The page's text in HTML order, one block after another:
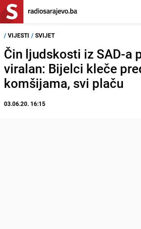
/ VIJESTI / SVIJET
Čin ljudskosti iz SAD-a
viralan: Bijelci kleče
komšijama, svi plaču
03.06.20. 16:15